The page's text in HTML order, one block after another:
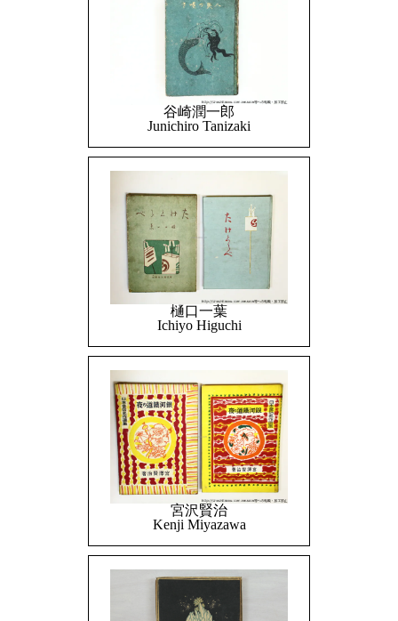
谷崎潤一郎
Junichiro Tanizaki
樋口一葉
Ichiyo Higuchi
宮沢賢治
Kenji Miyazawa